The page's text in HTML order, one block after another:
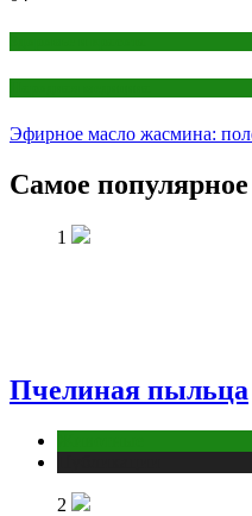
Эфирное масло жасмина:
Самое популярное
1
Пчелиная пыльца
2